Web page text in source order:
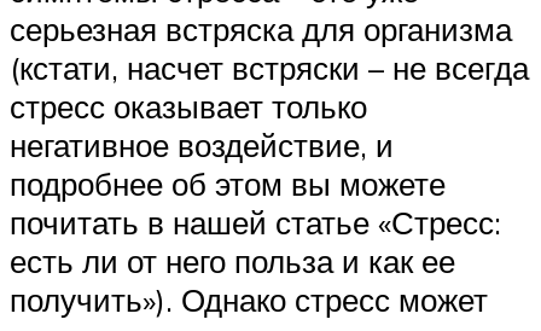
серьезная встряска для организма
(кстати, насчет встряски – не всегда
стресс оказывает только
негативное воздействие, и
подробнее об этом вы можете
почитать в нашей статье «Стресс:
есть ли от него польза и как ее
получить»). Однако стресс может